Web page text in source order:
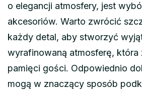
o elegancji atmosfery, jest
akcesoriów. Warto zwrócić
każdy detal, aby stworzyć
wyrafinowaną atmosferę, która
pamięci gości. Odpowiednio
mogą w znaczący sposób